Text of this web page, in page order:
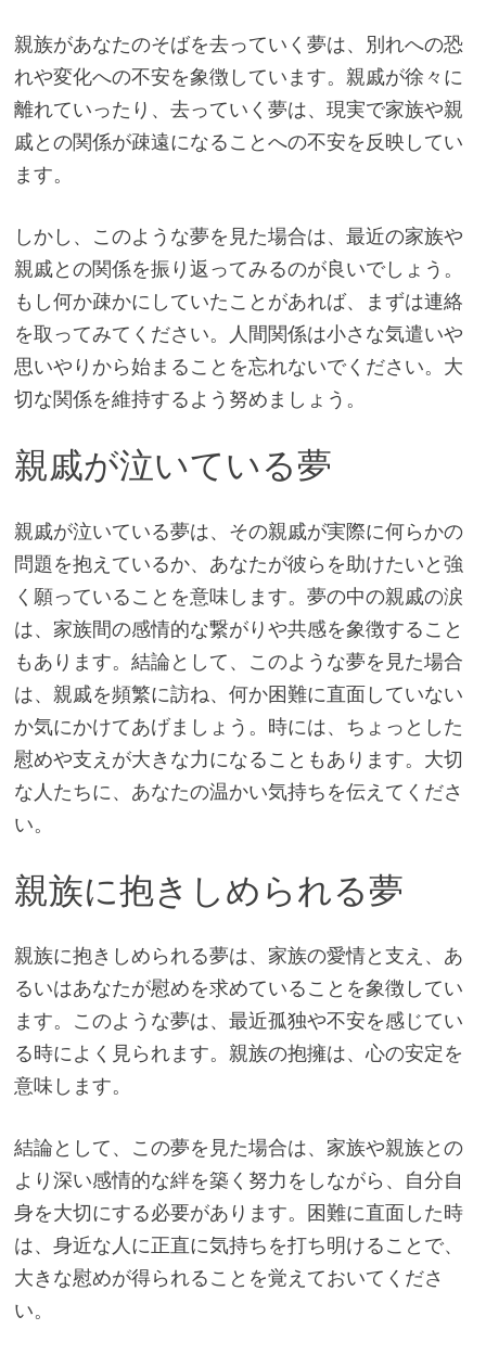
親族があなたのそばを去っていく夢は、別れへの恐
れや変化への不安を象徴しています。親戚が徐々に
離れていったり、去っていく夢は、現実で家族や親
戚との関係が疎遠になることへの不安を反映してい
ます。
しかし、このような夢を見た場合は、最近の家族や
親戚との関係を振り返ってみるのが良いでしょう。
もし何か疎かにしていたことがあれば、まずは連絡
を取ってみてください。人間関係は小さな気遣いや
思いやりから始まることを忘れないでください。大
切な関係を維持するよう努めましょう。
親戚が泣いている夢
親戚が泣いている夢は、その親戚が実際に何らかの
問題を抱えているか、あなたが彼らを助けたいと強
く願っていることを意味します。夢の中の親戚の涙
は、家族間の感情的な繋がりや共感を象徴すること
もあります。結論として、このような夢を見た場合
は、親戚を頻繁に訪ね、何か困難に直面していない
か気にかけてあげましょう。時には、ちょっとした
慰めや支えが大きな力になることもあります。大切
な人たちに、あなたの温かい気持ちを伝えてくださ
い。
親族に抱きしめられる夢
親族に抱きしめられる夢は、家族の愛情と支え、あ
るいはあなたが慰めを求めていることを象徴してい
ます。このような夢は、最近孤独や不安を感じてい
る時によく見られます。親族の抱擁は、心の安定を
意味します。
結論として、この夢を見た場合は、家族や親族との
より深い感情的な絆を築く努力をしながら、自分自
身を大切にする必要があります。困難に直面した時
は、身近な人に正直に気持ちを打ち明けることで、
大きな慰めが得られることを覚えておいてくださ
い。